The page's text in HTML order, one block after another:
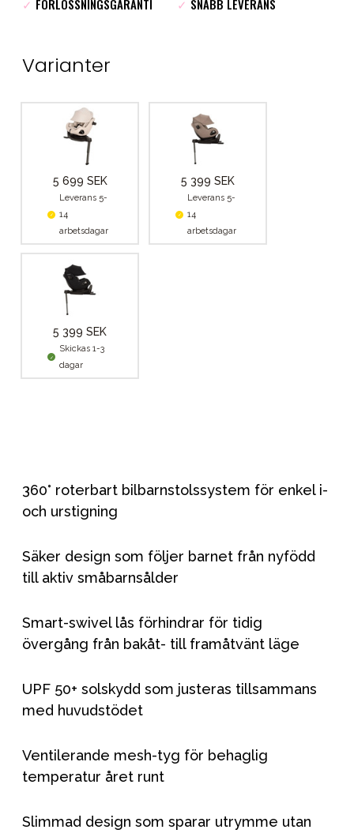
✓ FÖRLOSSNINGSGARANTI ✓ SNABB LEVERANS
Varianter
5 699 SEK
Leverans 5-
14
arbetsdagar
5 399 SEK
Leverans 5-
14
arbetsdagar
5 399 SEK
Skickas 1-3
dagar
360° roterbart bilbarnstolssystem för enkel i-
och urstigning
Säker design som följer barnet från nyfödd
till aktiv småbarnsålder
Smart-swivel lås förhindrar för tidig
övergång från bakåt- till framåtvänt läge
UPF 50+ solskydd som justeras tillsammans
med huvudstödet
Ventilerande mesh-tyg för behaglig
temperatur året runt
Slimmad design som sparar utrymme utan